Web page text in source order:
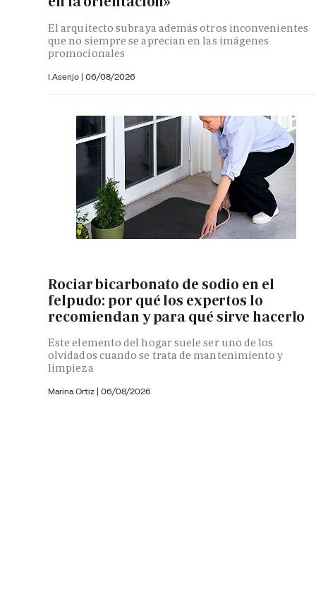
El arquitecto subraya además otros inconvenientes
que no siempre se aprecian en las imágenes
promocionales
I.Asenjo | 06/08/2026
Rociar bicarbonato de sodio en el
felpudo: por qué los expertos lo
recomiendan y para qué sirve hacerlo
Este elemento del hogar suele ser uno de los
olvidados cuando se trata de mantenimiento y
limpieza
Marina Ortiz | 06/08/2026